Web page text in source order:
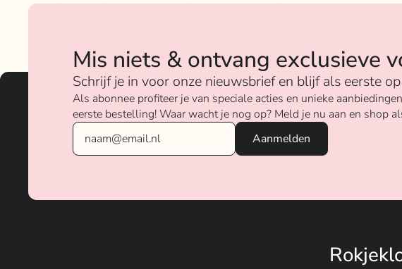
geloven sterk in ons concept; het mixen en matchen van
Over ons
Mis niets & ontvang exclusieve
Schrijf je in voor onze nieuwsbrief en blijf als eerste
Als abonnee profiteer je van speciale acties en unieke
eerste bestelling! Waar wacht je nog op? Meld je nu aan en shop